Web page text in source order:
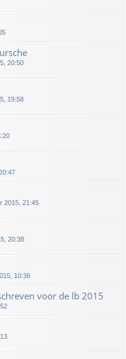
20:50
19:58
2015, 21:45
20:38
10:36
voor de lb 2015